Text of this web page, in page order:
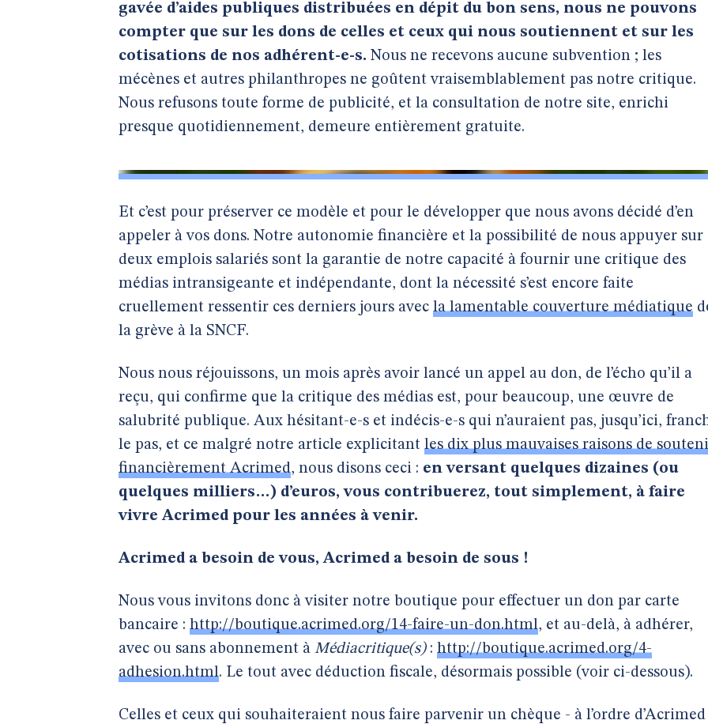
gavée d’aides publiques distribuées en dépit du bon sens, nous ne pouvons
compter que sur les dons de celles et ceux qui nous soutiennent et sur les
cotisations de nos adhérent-e-s. Nous ne recevons aucune subvention ; les
mécènes et autres philanthropes ne goûtent vraisemblablement pas notre critique.
Nous refusons toute forme de publicité, et la consultation de notre site, enrichi
presque quotidiennement, demeure entièrement gratuite.
Et c’est pour préserver ce modèle et pour le développer que nous avons décidé d’en
appeler à vos dons. Notre autonomie financière et la possibilité de nous appuyer sur
deux emplois salariés sont la garantie de notre capacité à fournir une critique des
médias intransigeante et indépendante, dont la nécessité s’est encore faite
cruellement ressentir ces derniers jours avec la lamentable couverture médiatique
la grève à la SNCF.
Nous nous réjouissons, un mois après avoir lancé un appel au don, de l’écho qu’il a
reçu, qui confirme que la critique des médias est, pour beaucoup, une œuvre de
salubrité publique. Aux hésitant-e-s et indécis-e-s qui n’auraient pas, jusqu’ici,
le pas, et ce malgré notre article explicitant les dix plus mauvaises raisons de
financièrement Acrimed, nous disons ceci : en versant quelques dizaines (ou
quelques milliers…) d’euros, vous contribuerez, tout simplement, à faire
vivre Acrimed pour les années à venir.
Acrimed a besoin de vous, Acrimed a besoin de sous !
Nous vous invitons donc à visiter notre boutique pour effectuer un don par carte
bancaire : http://boutique.acrimed.org/14-faire-un-don.html, et au-delà, à adhérer,
avec ou sans abonnement à Médiacritique(s): http://boutique.acrimed.org/4-
adhesion.html. Le tout avec déduction fiscale, désormais possible (voir ci-dessous).
Celles et ceux qui souhaiteraient nous faire parvenir un chèque - à l’ordre